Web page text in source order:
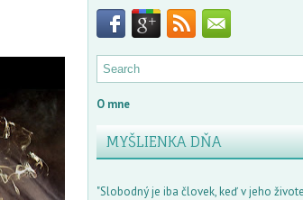
O mne
MYŠLIENKA DŇA
"Slobodný je iba človek, keď v jeho